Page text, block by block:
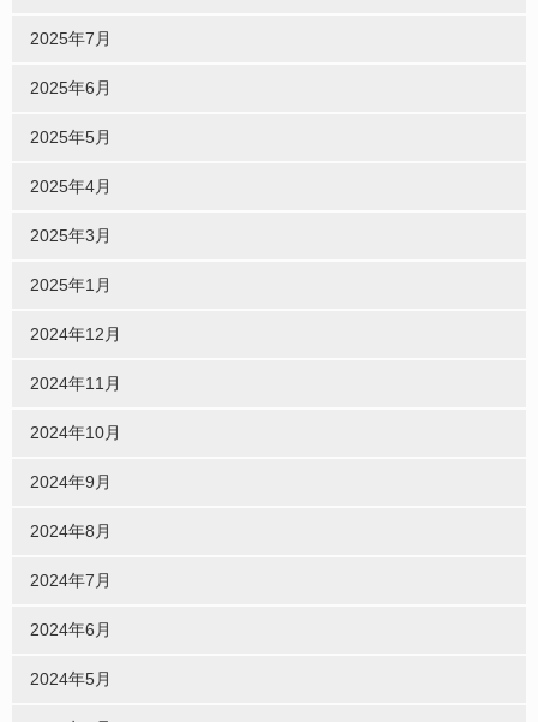
2025年7月
2025年6月
2025年5月
2025年4月
2025年3月
2025年1月
2024年12月
2024年11月
2024年10月
2024年9月
2024年8月
2024年7月
2024年6月
2024年5月